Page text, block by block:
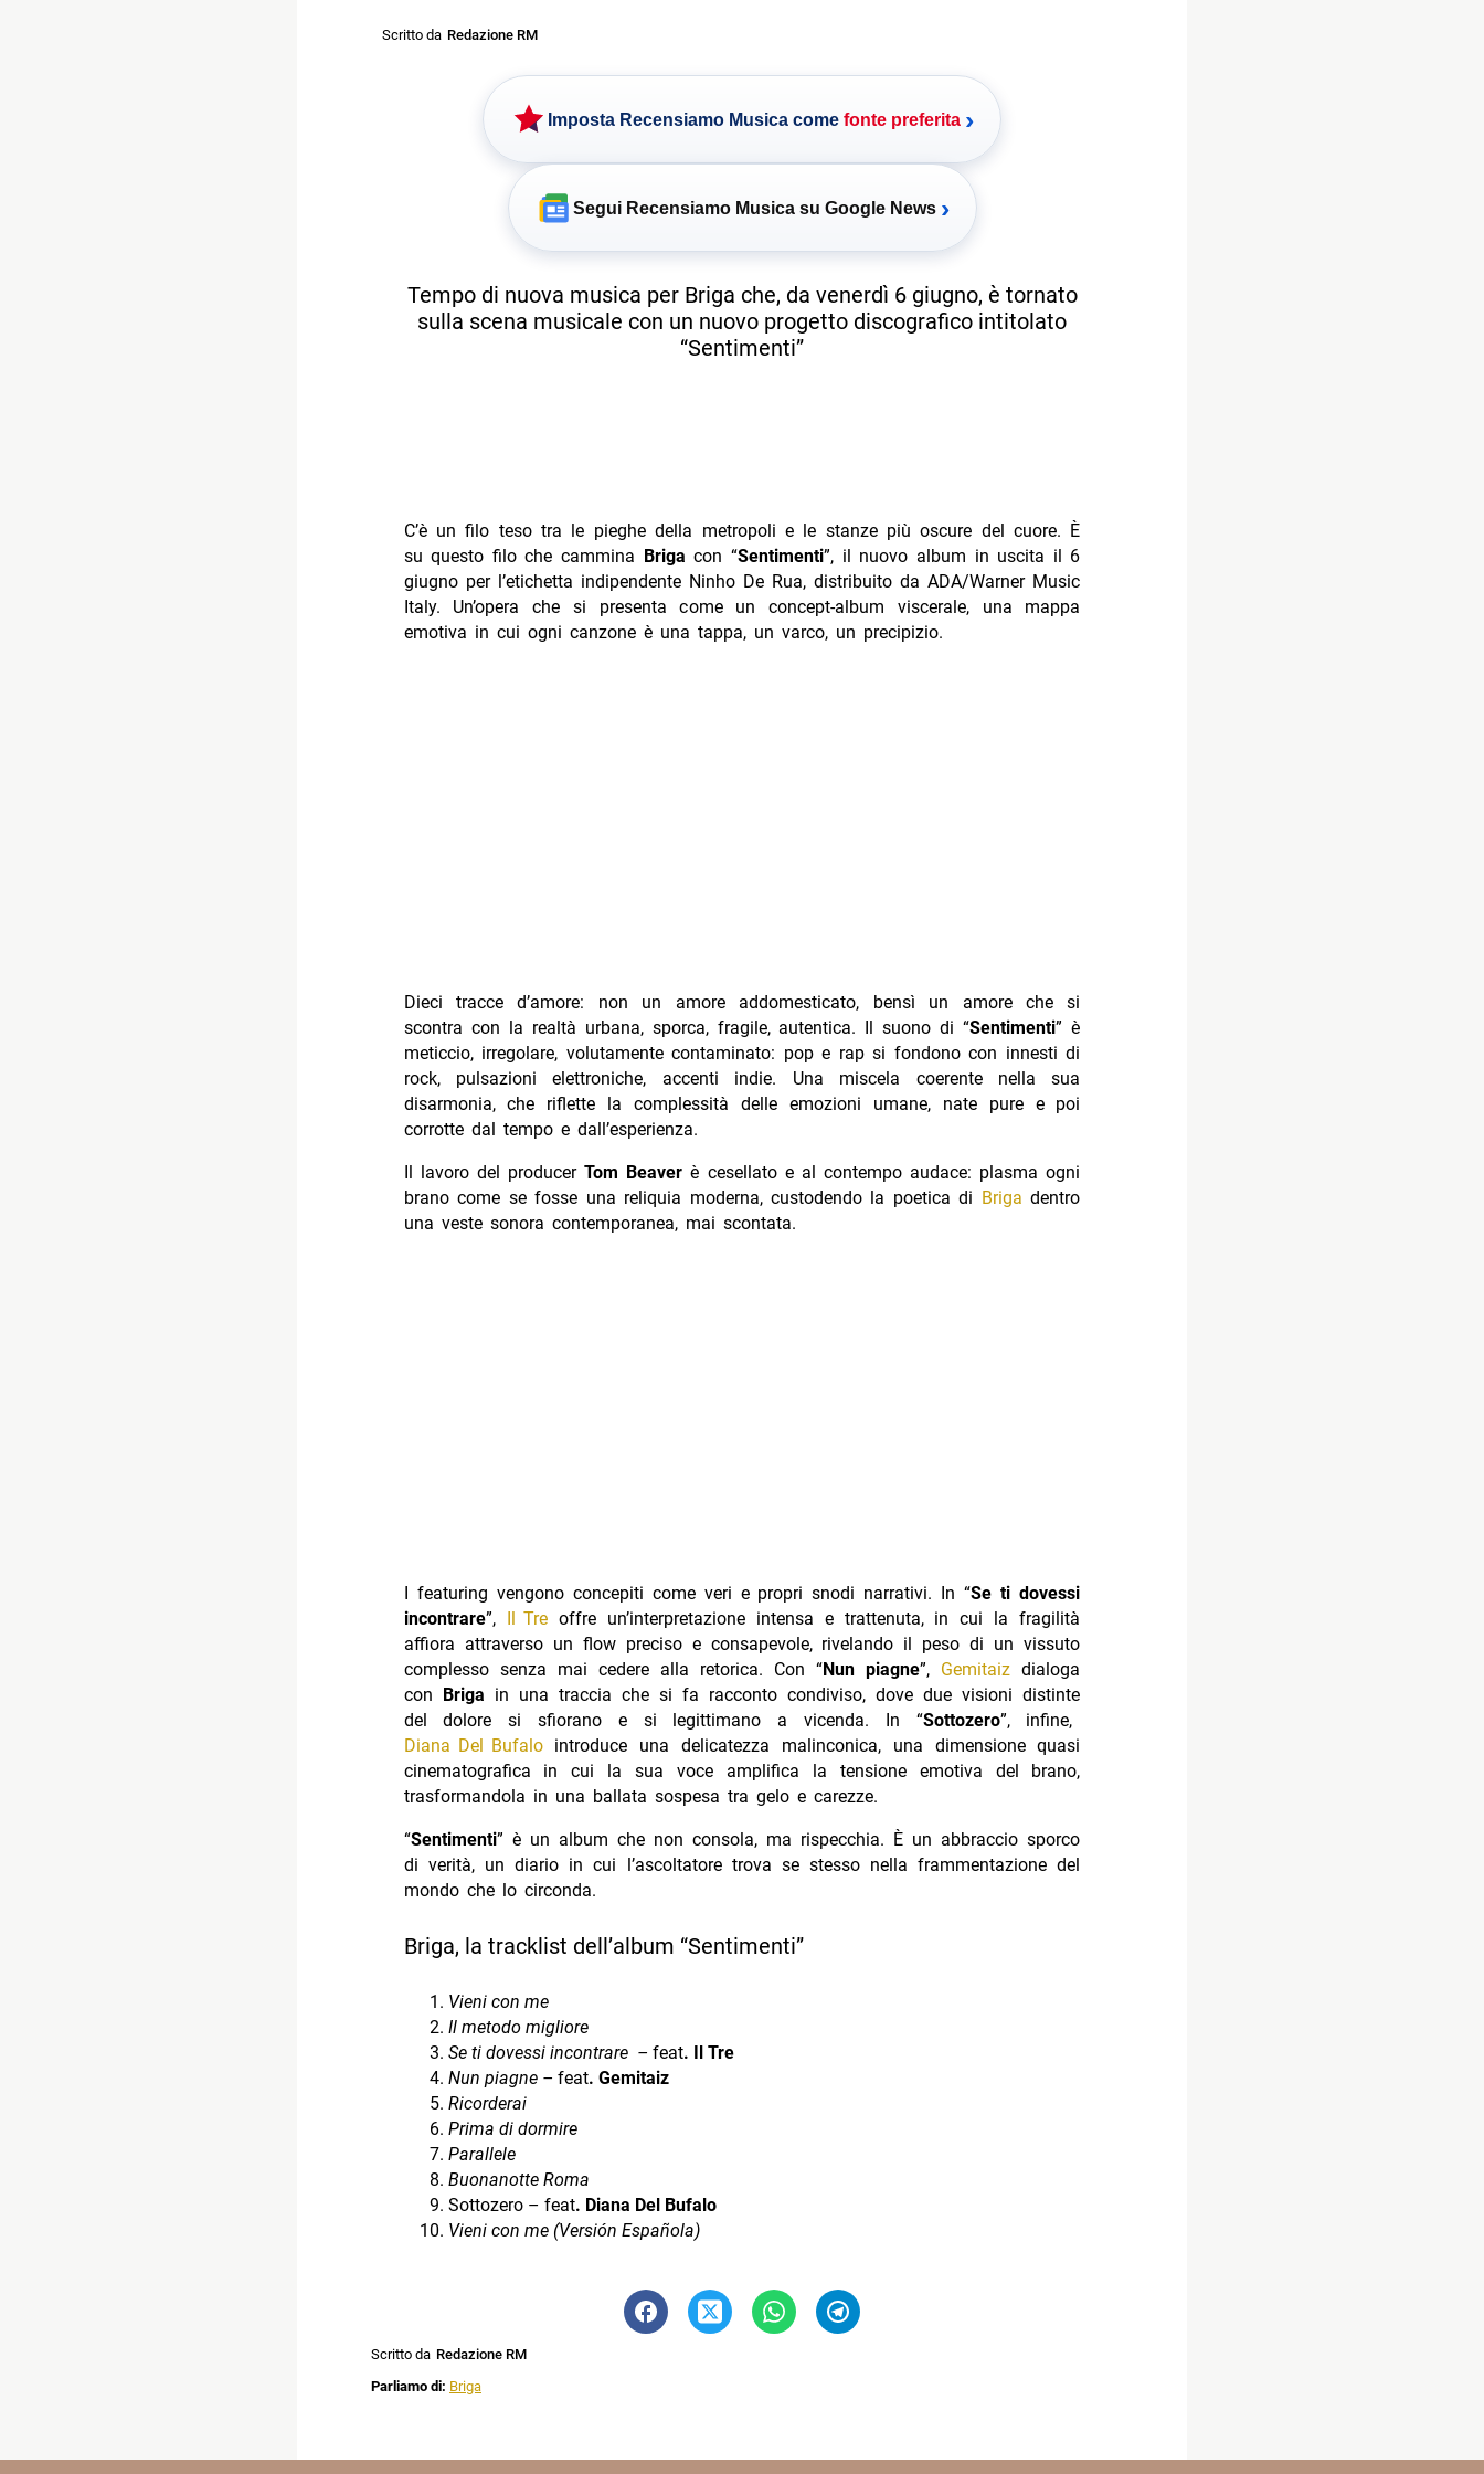
Scritto da Redazione RM
Imposta Recensiamo Musica come fonte preferita ›
Segui Recensiamo Musica su Google News ›
Tempo di nuova musica per Briga che, da venerdì 6 giugno, è tornato
sulla scena musicale con un nuovo progetto discografico intitolato
“Sentimenti”
C’è un filo teso tra le pieghe della metropoli e le stanze più oscure del cuore. È
su questo filo che cammina
Brigacon “Sentimenti”, il nuovo album in uscita il 6
giugno per l’etichetta indipendente Ninho De Rua, distribuito da ADA/Warner Music
Italy. Un’opera che si presenta come un concept-album viscerale, una mappa
emotiva in cui ogni canzone è una tappa, un varco, un precipizio.
Dieci tracce d’amore: non un amore addomesticato, bensì un amore che si
scontra con la realtà urbana, sporca, fragile, autentica. Il suono di “Sentimenti” è
meticcio, irregolare, volutamente contaminato: pop e rap si fondono con innesti di
rock, pulsazioni elettroniche, accenti indie. Una miscela coerente nella sua
disarmonia, che riflette la complessità delle emozioni umane, nate pure e poi
corrotte dal tempo e dall’esperienza.
Il lavoro del producerTom Beaver è cesellato e al contempo audace: plasma ogni
brano come se fosse una reliquia moderna, custodendo la poetica di Briga dentro
una veste sonora contemporanea, mai scontata.
I featuring vengono concepiti come veri e propri snodi narrativi. In “Se ti dovessi
incontrare”, Il Treoffre un’interpretazione intensa e trattenuta, in cui la fragilità
affiora attraverso un flow preciso e consapevole, rivelando il peso di un vissuto
complesso senza mai cedere alla retorica. Con “Nun piagne”, Gemitaiz dialoga
con
Briga in una traccia che si fa racconto condiviso, dove due visioni distinte
del dolore si sfiorano e si legittimano a vicenda. In “Sottozero”, infine,
Diana Del Bufalointroduce una delicatezza malinconica, una dimensione quasi
cinematografica in cui la sua voce amplifica la tensione emotiva del brano,
trasformandola in una ballata sospesa tra gelo e carezze.
“Sentimenti” è un album che non consola, ma rispecchia. È un abbraccio sporco
di verità, un diario in cui l’ascoltatore trova se stesso nella frammentazione del
mondo che lo circonda.
Briga, la tracklist dell’album “Sentimenti”
Vieni con me
Il metodo migliore
Se ti dovessi incontrare – feat. Il Tre
Nun piagne – feat. Gemitaiz
Ricorderai
Prima di dormire
Parallele
Buonanotte Roma
Sottozero – feat. Diana Del Bufalo
Vieni con me (Versión Española)
Scritto da Redazione RM
Parliamo di: Briga